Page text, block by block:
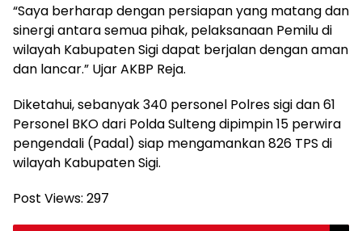
“Saya berharap dengan persiapan yang matang dan
sinergi antara semua pihak, pelaksanaan Pemilu di
wilayah Kabupaten Sigi dapat berjalan dengan aman
dan lancar.” Ujar AKBP Reja.
Diketahui, sebanyak 340 personel Polres sigi dan 61
Personel BKO dari Polda Sulteng dipimpin 15 perwira
pengendali (Padal) siap mengamankan 826 TPS di
wilayah Kabupaten Sigi.
Post Views: 297